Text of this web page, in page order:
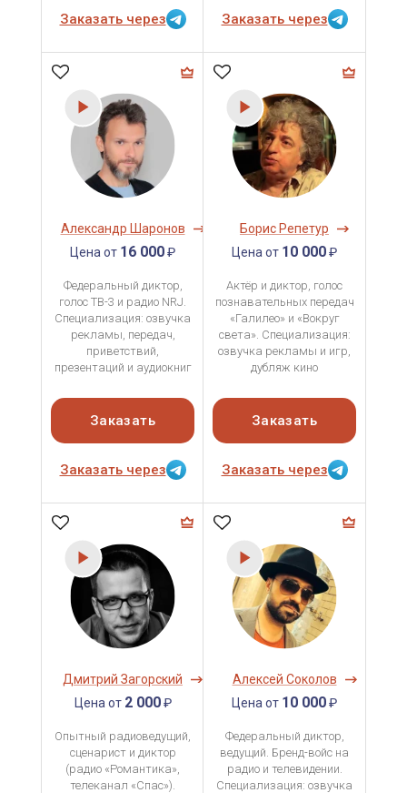
Заказать через Заказать через
Александр Шаронов
Цена от 16 000₽
Федеральный диктор,
голос ТВ-3 и радио NRJ.
Специализация: озвучка
рекламы, передач,
приветствий,
презентаций и аудиокниг
Заказать
Заказать через
Борис Репетур
Цена от 10 000₽
Актёр и диктор, голос
познавательных передач
«Галилео» и «Вокруг
света». Специализация:
озвучка рекламы и игр,
дубляж кино
Заказать
Заказать через
Дмитрий Загорский
Цена от 2 000₽
Опытный радиоведущий,
сценарист и диктор
(радио «Романтика»,
телеканал «Спас»).
Алексей Соколов
Цена от 10 000₽
Федеральный диктор,
ведущий. Бренд-войс на
радио и телевидении.
Специализация: озвучка